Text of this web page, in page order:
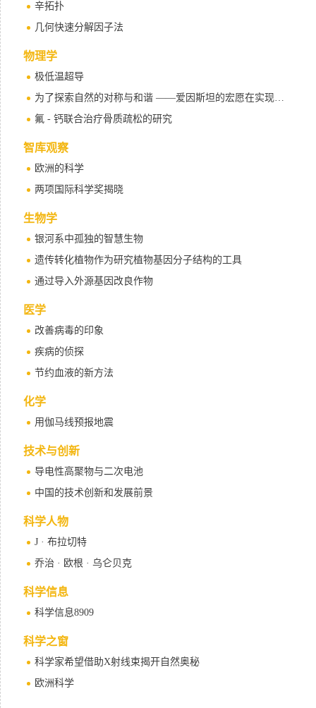
辛拓扑
几何快速分解因子法
物理学
极低温超导
为了探索自然的对称与和谐 ——爱因斯坦的宏愿在实现（下）
氟 - 钙联合治疗骨质疏松的研究
智库观察
欧洲的科学
两项国际科学奖揭晓
生物学
银河系中孤独的智慧生物
遗传转化植物作为研究植物基因分子结构的工具
通过导入外源基因改良作物
医学
改善病毒的印象
疾病的侦探
节约血液的新方法
化学
用伽马线预报地震
技术与创新
导电性高聚物与二次电池
中国的技术创新和发展前景
科学人物
J · 布拉切特
乔治 · 欧根 · 乌仑贝克
科学信息
科学信息8909
科学之窗
科学家希望借助X射线束揭开自然奥秘
欧洲科学